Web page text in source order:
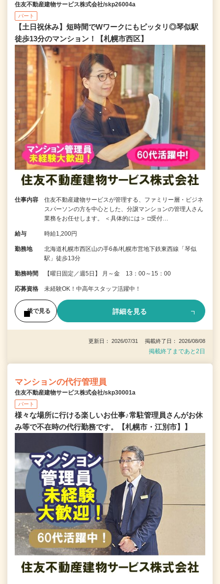
住友不動産建物サービス株式会社/skp26004a
パート
【土日祝休み】短時間でWワークにもピッタリ◎琴似駅
徒歩13分のマンション！【札幌市西区】
仕事内容
住友不動産建物サービスが管理する、ファミリー層・ビジネ
スパーソンの方を中心とした、分譲マンションの管理人さん
業務をお任せします。 ＜具体的には＞ □受付…
給与 時給1,200円
勤務地
北海道札幌市西区山の手6条/札幌市営地下鉄東西線「琴似
駅」徒歩13分
勤務時間 【曜日固定／週5日】 月～金 13：00～15：00
応募資格 未経験OK！中高年スタッフ活躍中！
後で見る 詳細を見る
更新日： 2026/07/31 掲載終了日： 2026/08/08
掲載終了まであと2日
マンションの代行管理員
住友不動産建物サービス株式会社/skp30001a
パート
様々な場所に行ける楽しいお仕事♪常駐管理員さんがお休
み等で不在時の代行勤務です。【札幌市・江別市】】